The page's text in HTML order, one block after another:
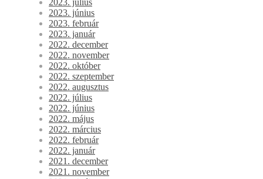
2023. június
2023. február
2023. január
2022. december
2022. november
2022. október
2022. szeptember
2022. augusztus
2022. július
2022. június
2022. május
2022. március
2022. február
2022. január
2021. december
2021. november